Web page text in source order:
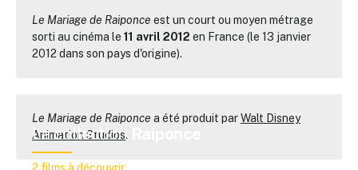
Le Mariage de Raiponce est un court ou moyen métrage
sorti au cinéma le 11 avril 2012 en France (le 13 janvier
2012 dans son pays d'origine).
Le Mariage de Raiponce a été produit parWalt Disney
Animation Studios.
La collection